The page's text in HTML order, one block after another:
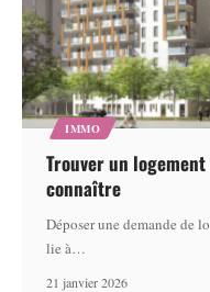
IMMO
Trouver un
connaître
Déposer une demande de
lie à…
21 janvier 2026